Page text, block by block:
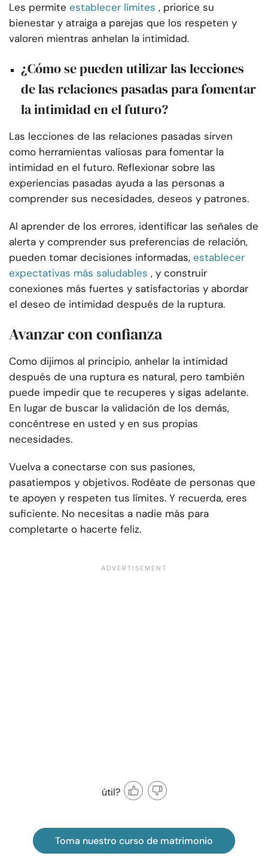
Les permite establecer límites , priorice su
bienestar y atraiga a parejas que los respeten y
valoren mientras anhelan la intimidad.
¿Cómo se pueden utilizar las lecciones
de las relaciones pasadas para fomentar
la intimidad en el futuro?
Las lecciones de las relaciones pasadas sirven
como herramientas valiosas para fomentar la
intimidad en el futuro. Reflexionar sobre las
experiencias pasadas ayuda a las personas a
comprender sus necesidades, deseos y patrones.
Al aprender de los errores, identificar las señales de
alerta y comprender sus preferencias de relación,
pueden tomar decisiones informadas, establecer
expectativas más saludables , y construir
conexiones más fuertes y satisfactorias y abordar
el deseo de intimidad después de la ruptura.
Avanzar con confianza
Como dijimos al principio, anhelar la intimidad
después de una ruptura es natural, pero también
puede impedir que te recuperes y sigas adelante.
En lugar de buscar la validación de los demás,
concéntrese en usted y en sus propias
necesidades.
Vuelva a conectarse con sus pasiones,
pasatiempos y objetivos. Rodéate de personas que
te apoyen y respeten tus límites. Y recuerda, eres
suficiente. No necesitas a nadie más para
completarte o hacerte feliz.
útil?
Toma nuestro curso de matrimonio